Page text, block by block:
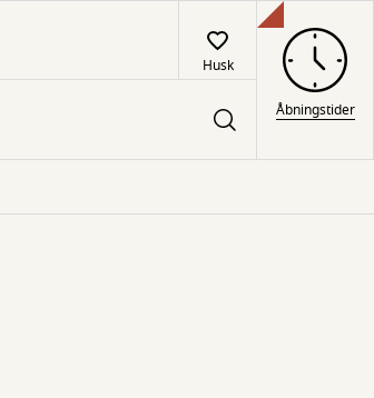
Husk
Åbningstider